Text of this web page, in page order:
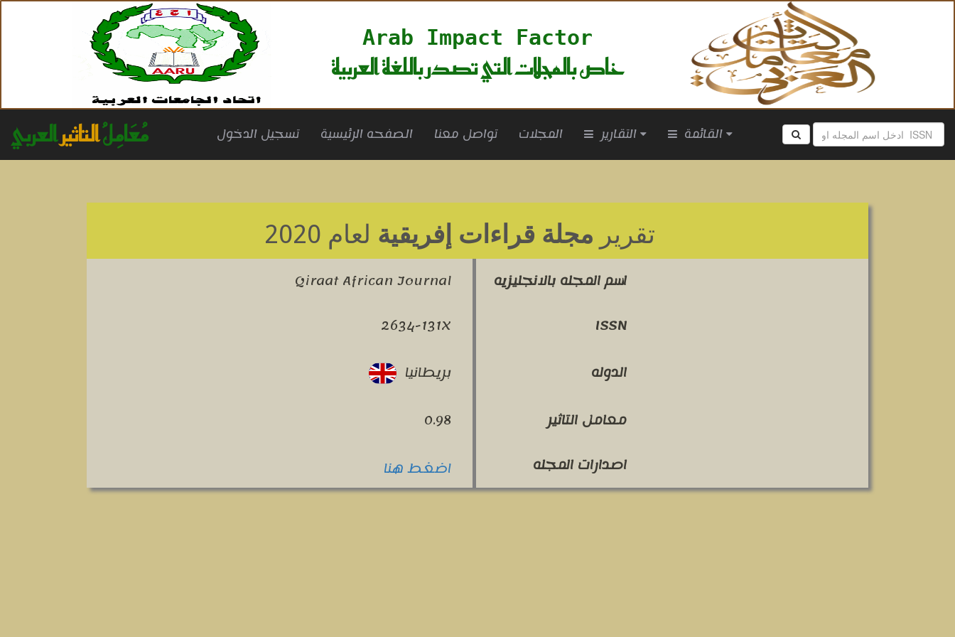
Arab Impact Factor
خاص بالمجلات التي تصدر باللغة العربية
مُعَامِلُالتاثيرالعربي تسجيل الدخول الصفحه الرئيسية تواصل معنا المجلات التقارير القائمة
تقرير مجلة قراءات إفريقية لعام 2020
اسم المجله بالانجليزيه
Qiraat African Journal
ISSN
2634-131X
الدوله
بريطانيا
معامل التاثير
0.98
اصدارات المجله
اضغط هنا